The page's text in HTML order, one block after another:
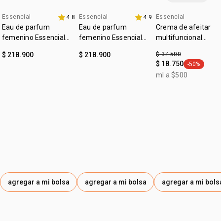
disfrutar plenamente de la fragancia durante todo el día
4u al 40%
Essencial 4.8
Eau de parfum
femenino Essencial
$ 218.900
agregar a mi bolsa
4u al 40%
Essencial 4.9
Eau de parfum
femenino Essencial
$ 218.900
agregar a mi bolsa
outlet
Essencial
Crema de afeitar
multifuncional
$ 37.500
$ 18.750 general.tag
-50%
ml a $500
agregar a mi